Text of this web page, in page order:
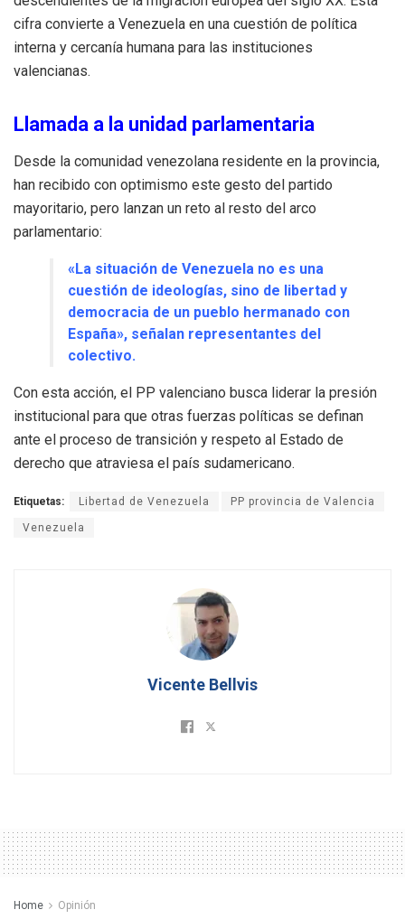
cifra convierte a Venezuela en una cuestión de política
interna y cercanía humana para las instituciones
valencianas.
Llamada a la unidad parlamentaria
Desde la comunidad venezolana residente en la provincia,
han recibido con optimismo este gesto del partido
mayoritario, pero lanzan un reto al resto del arco
parlamentario:
«La situación de Venezuela no es una
cuestión de ideologías, sino de libertad y
democracia de un pueblo hermanado con
España», señalan representantes del
colectivo.
Con esta acción, el PP valenciano busca liderar la presión
institucional para que otras fuerzas políticas se definan
ante el proceso de transición y respeto al Estado de
derecho que atraviesa el país sudamericano.
Etiquetas: Libertad de Venezuela PP provincia de Valencia
Venezuela
Vicente Bellvis
Home Opinión